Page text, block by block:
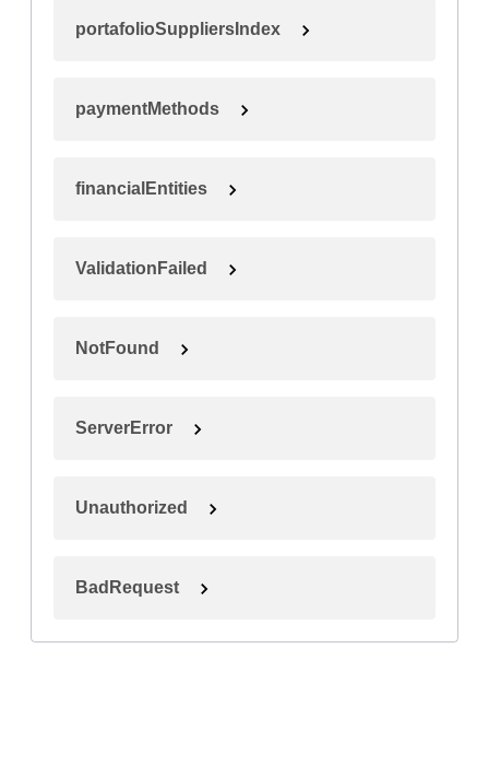
portafolioSuppliersIndex
paymentMethods
financialEntities
ValidationFailed
NotFound
ServerError
Unauthorized
BadRequest